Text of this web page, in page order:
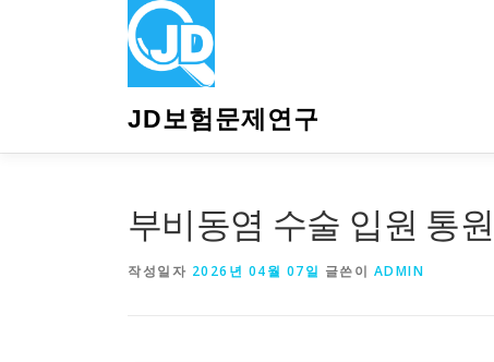
JD보험문제연구
부비동염 수술 입원 통
작성일자 2026년 04월 07일 글쓴이 ADMIN